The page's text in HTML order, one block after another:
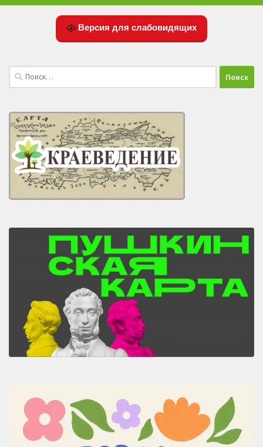
Версия для слабовидящих
Найти: